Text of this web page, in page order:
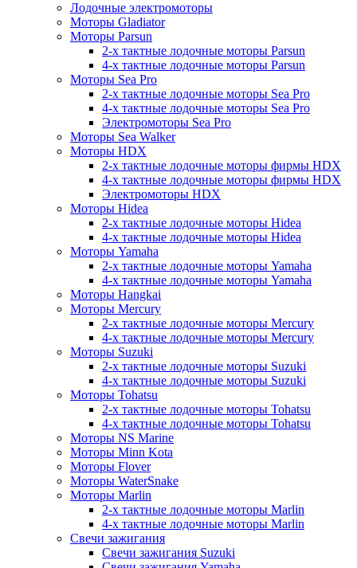
Лодочные электромоторы
Моторы Gladiator
Моторы Parsun
2-х тактные лодочные моторы Parsun
4-х тактные лодочные моторы Parsun
Моторы Sea Pro
2-х тактные лодочные моторы Sea Pro
4-х тактные лодочные моторы Sea Pro
Электромоторы Sea Pro
Моторы Sea Walker
Моторы HDX
2-х тактные лодочные моторы фирмы HDX
4-х тактные лодочные моторы фирмы HDX
Электромоторы HDX
Моторы Hidea
2-х тактные лодочные моторы Hidea
4-х тактные лодочные моторы Hidea
Моторы Yamaha
2-х тактные лодочные моторы Yamaha
4-х тактные лодочные моторы Yamaha
Моторы Hangkai
Моторы Mercury
2-х тактные лодочные моторы Mercury
4-х тактные лодочные моторы Mercury
Моторы Suzuki
2-х тактные лодочные моторы Suzuki
4-х тактные лодочные моторы Suzuki
Моторы Tohatsu
2-х тактные лодочные моторы Tohatsu
4-х тактные лодочные моторы Tohatsu
Моторы NS Marine
Моторы Minn Kota
Моторы Flover
Моторы WaterSnake
Моторы Marlin
2-х тактные лодочные моторы Marlin
4-х тактные лодочные моторы Marlin
Свечи зажигания
Свечи зажигания Suzuki